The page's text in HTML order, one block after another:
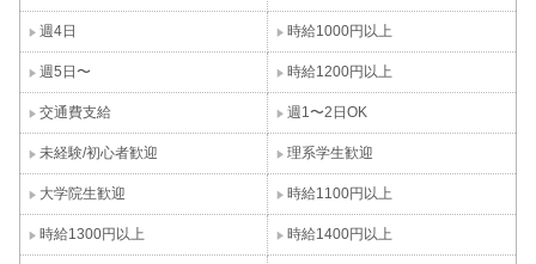
週4日 時給1000円以上
週5日〜 時給1200円以上
交通費支給 週1〜2日OK
未経験/初心者歓迎 理系学生歓迎
大学院生歓迎 時給1100円以上
時給1300円以上 時給1400円以上